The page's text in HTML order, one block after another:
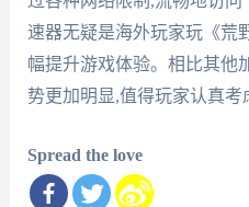
速器无疑是海外玩家玩《荒
幅提升游戏体验。相比其他
势更加明显,值得玩家认真考
Spread the love